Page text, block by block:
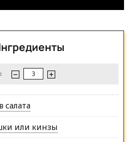
салата
или кинзы